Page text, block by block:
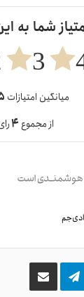
شما به
3
میانگین امتیازات
از مجموع۴
تلگرام اشتراک
گذاری